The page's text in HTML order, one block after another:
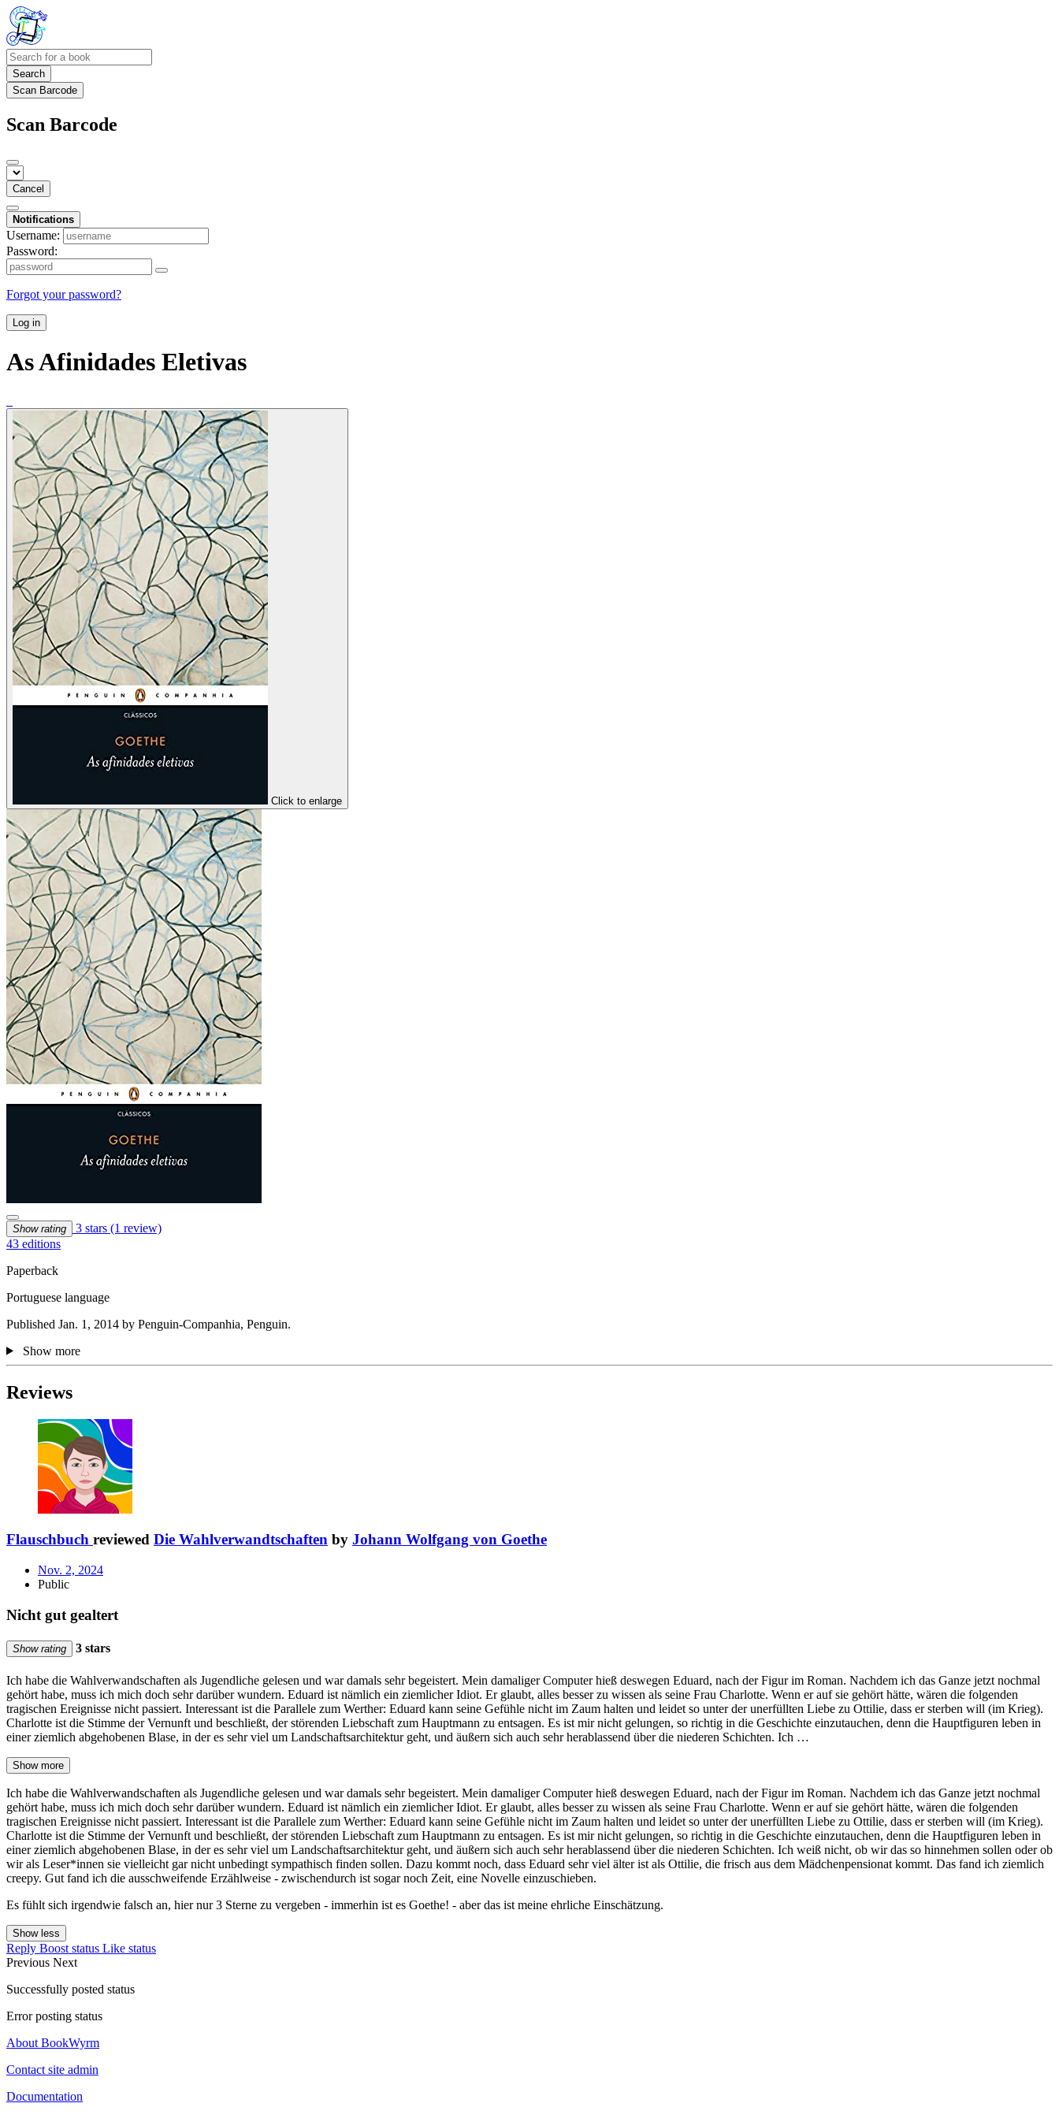
Search
Scan Barcode
Scan Barcode
Cancel
Notifications
Username:
Password:
Forgot your password?
Log in
As Afinidades Eletivas
Click to enlarge
Show rating 3 stars (1 review)
43 editions
Paperback
Portuguese language
Published Jan. 1, 2014 by Penguin-Companhia, Penguin.
Show more
Reviews
Flauschbuch reviewed Die Wahlverwandtschaften by Johann Wolfgang von Goethe
Nov. 2, 2024
Public
Nicht gut gealtert
Show rating 3 stars
Ich habe die Wahlverwandschaften als Jugendliche gelesen und war damals sehr begeistert. Mein damaliger Computer hieß deswegen Eduard, nach der Figur im Roman. Nachdem ich das Ganze jetzt nochmal
gehört habe, muss ich mich doch sehr darüber wundern. Eduard ist nämlich ein ziemlicher Idiot. Er glaubt, alles besser zu wissen als seine Frau Charlotte. Wenn er auf sie gehört hätte, wären die folgenden
tragischen Ereignisse nicht passiert. Interessant ist die Parallele zum Werther: Eduard kann seine Gefühle nicht im Zaum halten und leidet so unter der unerfüllten Liebe zu Ottilie, dass er sterben will (im Krieg).
Charlotte ist die Stimme der Vernunft und beschließt, der störenden Liebschaft zum Hauptmann zu entsagen. Es ist mir nicht gelungen, so richtig in die Geschichte einzutauchen, denn die Hauptfiguren leben in
einer ziemlich abgehobenen Blase, in der es sehr viel um Landschaftsarchitektur geht, und äußern sich auch sehr herablassend über die niederen Schichten. Ich …
Show more
Ich habe die Wahlverwandschaften als Jugendliche gelesen und war damals sehr begeistert. Mein damaliger Computer hieß deswegen Eduard, nach der Figur im Roman. Nachdem ich das Ganze jetzt nochmal
gehört habe, muss ich mich doch sehr darüber wundern. Eduard ist nämlich ein ziemlicher Idiot. Er glaubt, alles besser zu wissen als seine Frau Charlotte. Wenn er auf sie gehört hätte, wären die folgenden
tragischen Ereignisse nicht passiert. Interessant ist die Parallele zum Werther: Eduard kann seine Gefühle nicht im Zaum halten und leidet so unter der unerfüllten Liebe zu Ottilie, dass er sterben will (im Krieg).
Charlotte ist die Stimme der Vernunft und beschließt, der störenden Liebschaft zum Hauptmann zu entsagen. Es ist mir nicht gelungen, so richtig in die Geschichte einzutauchen, denn die Hauptfiguren leben in
einer ziemlich abgehobenen Blase, in der es sehr viel um Landschaftsarchitektur geht, und äußern sich auch sehr herablassend über die niederen Schichten. Ich weiß nicht, ob wir das so hinnehmen sollen oder ob
wir als Leser*innen sie vielleicht gar nicht unbedingt sympathisch finden sollen. Dazu kommt noch, dass Eduard sehr viel älter ist als Ottilie, die frisch aus dem Mädchenpensionat kommt. Das fand ich ziemlich
creepy. Gut fand ich die ausschweifende Erzählweise - zwischendurch ist sogar noch Zeit, eine Novelle einzuschieben.
Es fühlt sich irgendwie falsch an, hier nur 3 Sterne zu vergeben - immerhin ist es Goethe! - aber das ist meine ehrliche Einschätzung.
Show less
Reply Boost status Like status
Previous Next
Successfully posted status
Error posting status
About BookWyrm
Contact site admin
Documentation